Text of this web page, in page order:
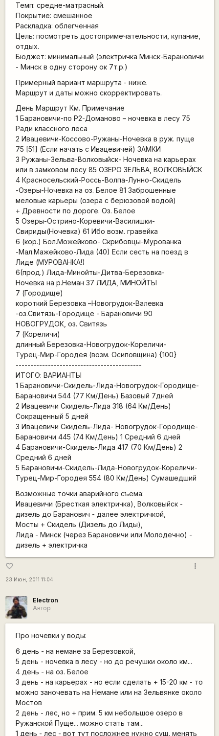
Темп: средне-матрасный.
Покрытие: смешанное
Раскладка: облегченная
Цель: посмотреть достопримечательности, купание,
отдых.
Бюджет: минимальный (электричка Минск-Барановичи
- Минск в одну сторону ок 7т.р.)
Примерный вариант маршрута - ниже.
Маршрут и даты можно скорректировать.
День Маршрут Км. Примечание
1 Барановичи-по Р2-Доманово – ночевка в лесу 75
Ради классного леса
2 Ивацевичи-Коссово-Ружаны-Ночевка в руж. пуще
75 [51] (Если начать с Ивацевичей) ЗАМКИ
3 Ружаны-Зельва-Волковыйск- Ночевка на карьерах
или в замковом лесу 85 ОЗЕРО ЗЕЛЬВА, ВОЛКОВЫЙСК
4 Красносельский-Россь-Волпа-Лунно-Скидель
-Озеры-Ночевка на оз. Белое 81 Заброшенные
меловые карьеры (озера с берюзовой водой)
+ Древности по дороге. Оз. Белое
5 Озеры-Острино-Коревичи-Василишки-
Свириды(Ночевка) 61 Ибо возм. гравейка
6 (кор.) Бол.Можейково- Скрибовцы-Мурованка
-Мал.Мажейково-Лида (40) Если сесть на поезд в
Лиде (МУРОВАНКА!)
6(прод.) Лида-Минойты-Дитва-Березовка-
Ночевка на р.Неман 37 ЛИДА, МИНОЙТЫ
7 (Городище)
короткий Березовка –Новогрудок-Валевка
-оз.Свитязь-Городище - Барановичи 90
НОВОГРУДОК, оз. Свитязь
7 (Кореличи)
длинный Березовка-Новогрудок-Кореличи-
Турец-Мир-Городея (возм. Осиповщина) {100}
-------------------------------------------
ИТОГО: ВАРИАНТЫ
1 Барановичи-Скидель-Лида-Новогрудок-Городище-
Барановичи 544 (77 Км/День) Базовый 7дней
2 Ивацевичи Скидель-Лида 318 (64 Км/День)
Сокращенный 5 дней
3 Ивацевичи Скидель-Лида- Новогрудок-Городище-
Барановичи 445 (74 Км/День) 1 Средний 6 дней
4 Барановичи-Скидель-Лида 417 (70 Км/День) 2
Средний 6 дней
5 Барановичи-Скидель-Лида-Новогрудок-Кореличи-
Турец-Мир-Городея 554 (80 Км/День) Сумашедший
Возможные точки аварийного съема:
Ивацевичи (Бресткая электричка), Волковыйск -
дизель до Баранович - далее электричкой,
Мосты + Скидель (Дизель до Лиды),
Лида - Минск (через Барановичи или Молодечно) -
дизель + электричка
favorite_border
23 Июн, 2011 11:04
more_vert
Electron
Автор
Про ночевки у воды:
6 день - на немане за Березовкой,
5 день - ночевка в лесу - но до речушки около км...
4 день - на оз. Белое
3 день - на карьерах - но если сделать + 15-20 км - то
можно заночевать на Немане или на Зельвянке около
Мостов
2 день - лес, но + прим. 5 км небольшое озеро в
Ружанской Пуще... можно стать там...
1 день - лес - вот тут посложнее нужно сущ. менять